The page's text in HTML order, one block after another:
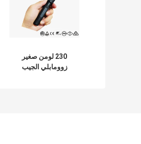
230 لومن صغير
زوومابلي الجيب